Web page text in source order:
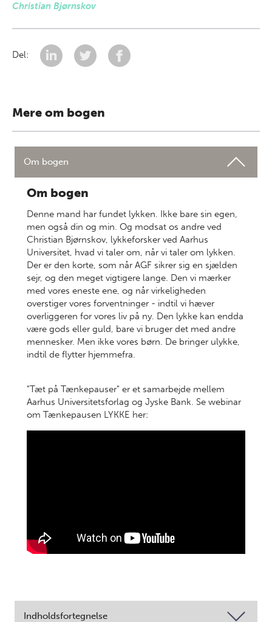
Christian Bjørnskov
Del:
Mere om bogen
Om bogen
Om bogen
Denne mand har fundet lykken. Ikke bare sin egen,
men også din og min. Og modsat os andre ved
Christian Bjørnskov, lykkeforsker ved Aarhus
Universitet, hvad vi taler om, når vi taler om lykken.
Der er den korte, som når AGF sikrer sig en sjælden
sejr, og den meget vigtigere lange. Den vi mærker
med vores eneste ene, og når virkeligheden
overstiger vores forventninger - indtil vi hæver
overliggeren for vores liv på ny. Den lykke kan endda
være gods eller guld, bare vi bruger det med andre
mennesker. Men ikke vores børn. De bringer ulykke,
indtil de flytter hjemmefra.
"Tæt på Tænkepauser" er et samarbejde mellem
Aarhus Universitetsforlag og Jyske Bank. Se webinar
om Tænkepausen LYKKE her:
Indholdsfortegnelse